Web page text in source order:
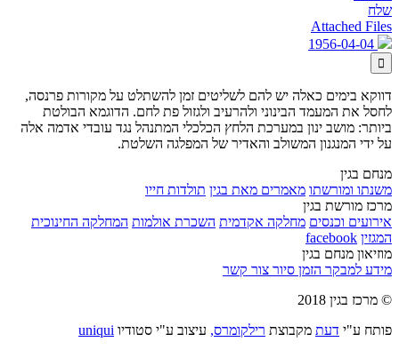
שלח
Attached Files

דווקא בימים כאלה יש להם לשליטים זמן להשתלט על מקורות פרנסה,
לחסל את המעמד הבינוני ולהרעיב ולגזול פת לחם. הדוגמא הבולטת
ביותר: מושב ינון במערכת הלחץ הכלכלי המתנהל נגד עובדי אדמה אלה
על ידי המנגנון המשולב והאדיר של המפלגה השלטת.
מנחם בגין
משנתו ומורשתו מאמרים מאת בגין תולדות חייו
מרכז מורשת בגין
אירועים וכנסים מחלקה אקדמית השכרת אולמות המחלקה החינוכית
המגזין facebook
מוזיאון מנחם בגין
מידע למבקר הזמן סיור צור קשר
© מרכז בגין 2018
פותח ע"י דעת מקבוצת רילקומרס, עיצוב ע"י סטודיו uniqui